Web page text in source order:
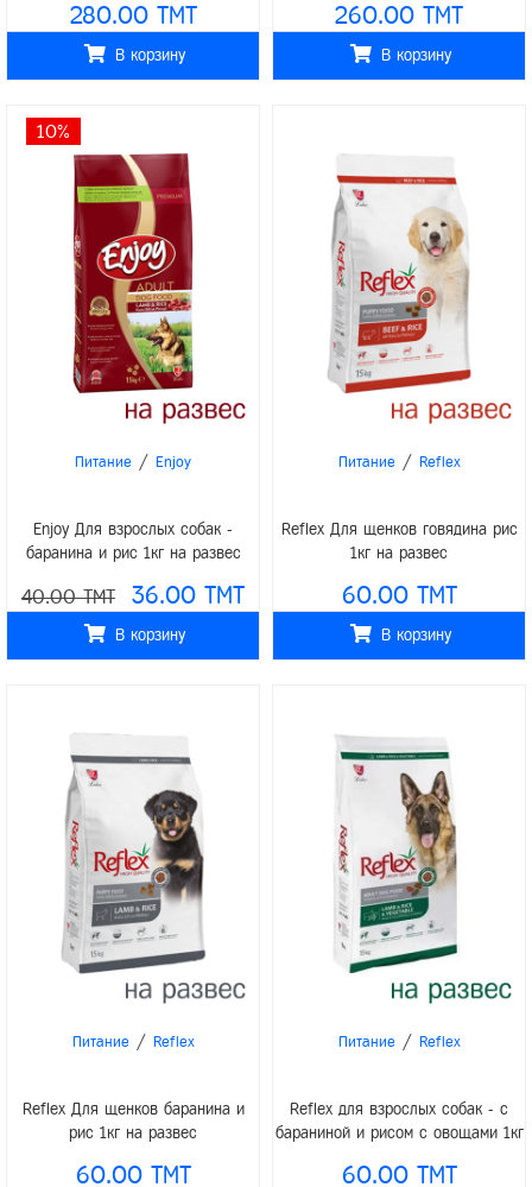
280.00 TMT
В корзину
260.00 TMT
В корзину
10%
Питание / Enjoy
Enjoy Для взрослых собак -
баранина и рис 1кг на развес
40.00 TMT 36.00 TMT
В корзину
Питание / Reflex
Reflex Для щенков говядина рис
1кг на развес
60.00 TMT
В корзину
Питание / Reflex
Reflex Для щенков баранина и
рис 1кг на развес
60.00 TMT
Питание / Reflex
Reflex для взрослых собак - с
бараниной и рисом с овощами 1кг
60.00 TMT